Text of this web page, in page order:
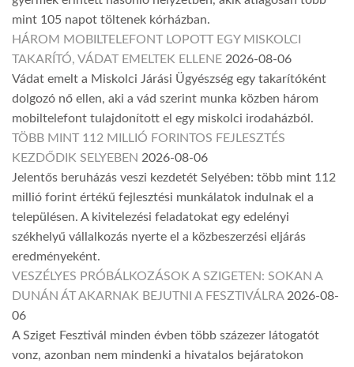
mint 105 napot töltenek kórházban.
HÁROM MOBILTELEFONT LOPOTT EGY MISKOLCI
TAKARÍTÓ, VÁDAT EMELTEK ELLENE 2026-08-06
Vádat emelt a Miskolci Járási Ügyészség egy takarítóként
dolgozó nő ellen, aki a vád szerint munka közben három
mobiltelefont tulajdonított el egy miskolci irodaházból.
TÖBB MINT 112 MILLIÓ FORINTOS FEJLESZTÉS
KEZDŐDIK SELYEBEN 2026-08-06
Jelentős beruházás veszi kezdetét Selyében: több mint 112
millió forint értékű fejlesztési munkálatok indulnak el a
településen. A kivitelezési feladatokat egy edelényi
székhelyű vállalkozás nyerte el a közbeszerzési eljárás
eredményeként.
VESZÉLYES PRÓBÁLKOZÁSOK A SZIGETEN: SOKAN A
DUNÁN ÁT AKARNAK BEJUTNI A FESZTIVÁLRA 2026-08-
06
A Sziget Fesztivál minden évben több százezer látogatót
vonz, azonban nem mindenki a hivatalos bejáratokon